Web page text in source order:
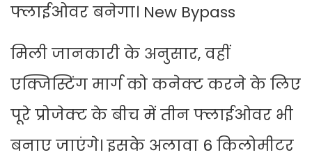
फ्लाईओवर बनेगा। New Bypass
मिली जानकारी के अनुसार, वहीं
एक्जिस्टिंग मार्ग को कनेक्ट करने के लिए
पूरे प्रोजेक्ट के बीच में तीन फ्लाईओवर भी
बनाए जाएंगे। इसके अलावा 6 किलोमीटर